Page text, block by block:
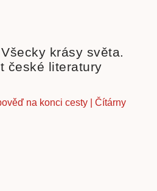
krásy světa.
české literatury